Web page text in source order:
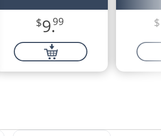
$9.99 $